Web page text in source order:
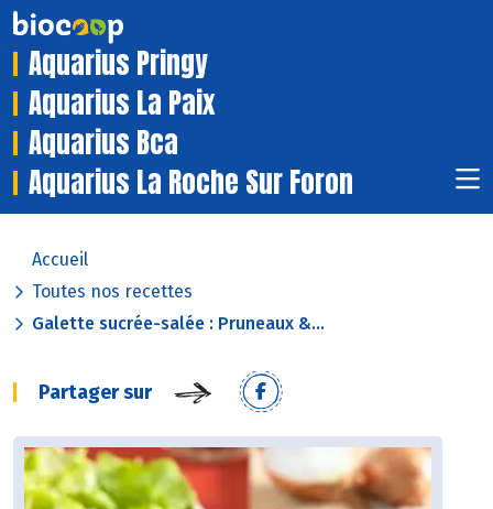
Aquarius Pringy
Aquarius La Paix
Aquarius Bca
Aquarius La Roche Sur Foron
Accueil
Toutes nos recettes
Galette sucrée-salée : Pruneaux &...
Partager sur